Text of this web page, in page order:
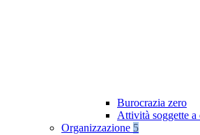
Burocrazia zero
Attività soggette
Organizzazione 5